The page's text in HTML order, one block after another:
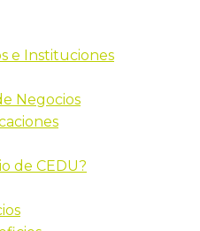
e Instituciones
Negocios
de CEDU?